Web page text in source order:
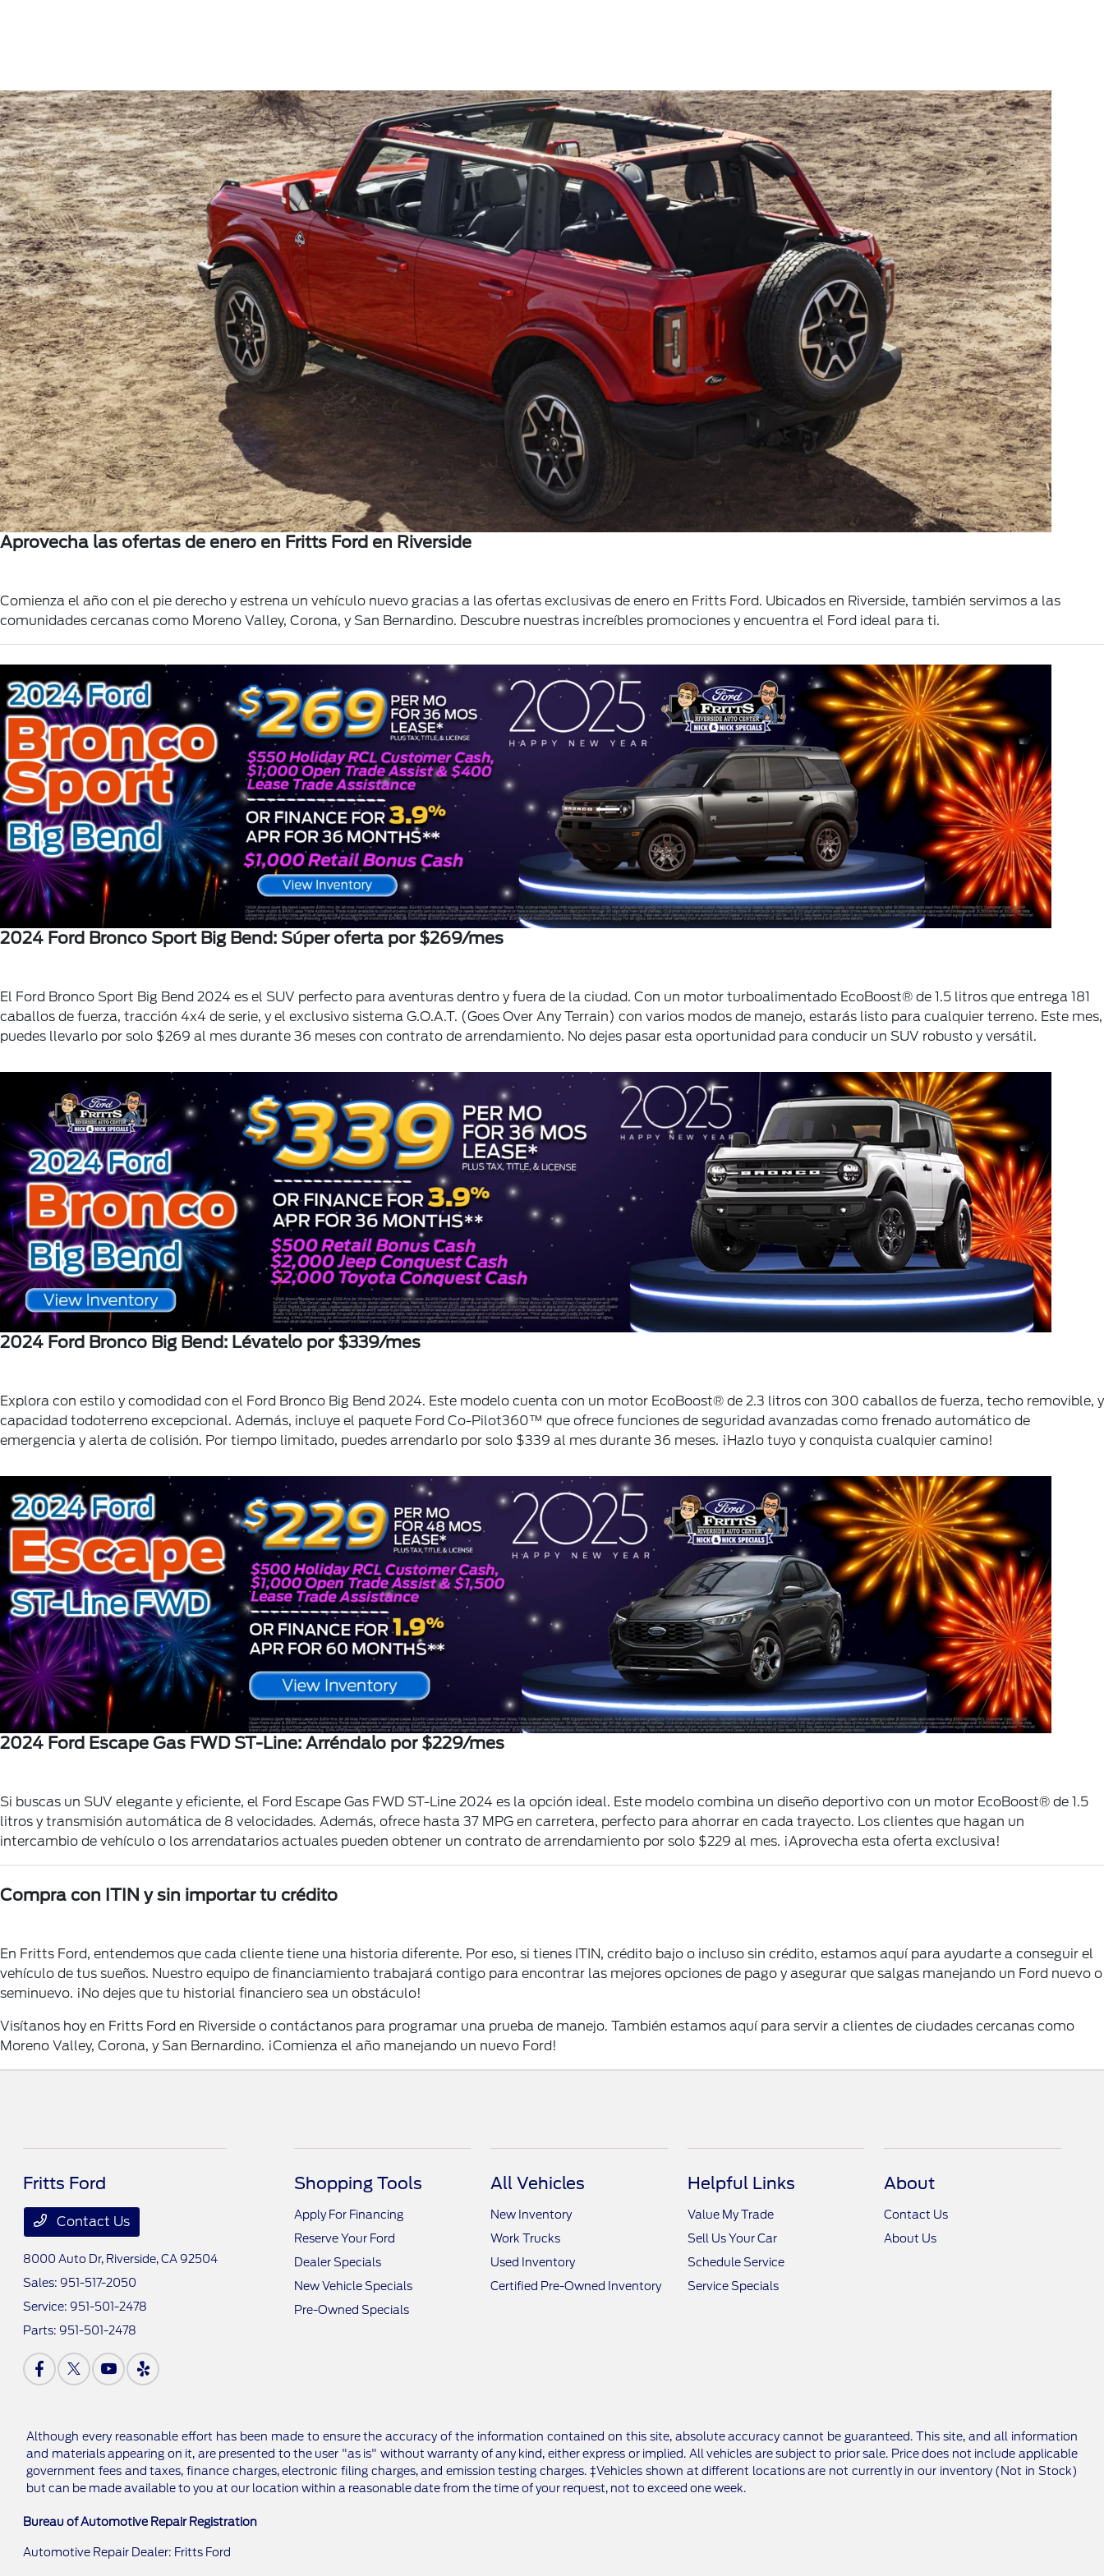
Aprovecha las ofertas de enero en Fritts Ford en Riverside
Comienza el año con el pie derecho y estrena un vehículo nuevo gracias a las ofertas exclusivas de enero en Fritts Ford. Ubicados en Riverside, también servimos a las
comunidades cercanas como Moreno Valley, Corona, y San Bernardino. Descubre nuestras increíbles promociones y encuentra el Ford ideal para ti.
2024 Ford Bronco Sport Big Bend: Súper oferta por $269/mes
El Ford Bronco Sport Big Bend 2024 es el SUV perfecto para aventuras dentro y fuera de la ciudad. Con un motor turboalimentado EcoBoost® de 1.5 litros que entrega 181
caballos de fuerza, tracción 4x4 de serie, y el exclusivo sistema G.O.A.T. (Goes Over Any Terrain) con varios modos de manejo, estarás listo para cualquier terreno. Este mes,
puedes llevarlo por solo $269 al mes durante 36 meses con contrato de arrendamiento. No dejes pasar esta oportunidad para conducir un SUV robusto y versátil.
2024 Ford Bronco Big Bend: Lévatelo por $339/mes
Explora con estilo y comodidad con el Ford Bronco Big Bend 2024. Este modelo cuenta con un motor EcoBoost® de 2.3 litros con 300 caballos de fuerza, techo removible, y
capacidad todoterreno excepcional. Además, incluye el paquete Ford Co-Pilot360™ que ofrece funciones de seguridad avanzadas como frenado automático de
emergencia y alerta de colisión. Por tiempo limitado, puedes arrendarlo por solo $339 al mes durante 36 meses. ¡Hazlo tuyo y conquista cualquier camino!
2024 Ford Escape Gas FWD ST-Line: Arréndalo por $229/mes
Si buscas un SUV elegante y eficiente, el Ford Escape Gas FWD ST-Line 2024 es la opción ideal. Este modelo combina un diseño deportivo con un motor EcoBoost® de 1.5
litros y transmisión automática de 8 velocidades. Además, ofrece hasta 37 MPG en carretera, perfecto para ahorrar en cada trayecto. Los clientes que hagan un
intercambio de vehículo o los arrendatarios actuales pueden obtener un contrato de arrendamiento por solo $229 al mes. ¡Aprovecha esta oferta exclusiva!
Compra con ITIN y sin importar tu crédito
En Fritts Ford, entendemos que cada cliente tiene una historia diferente. Por eso, si tienes ITIN, crédito bajo o incluso sin crédito, estamos aquí para ayudarte a conseguir el
vehículo de tus sueños. Nuestro equipo de financiamiento trabajará contigo para encontrar las mejores opciones de pago y asegurar que salgas manejando un Ford nuevo o
seminuevo. ¡No dejes que tu historial financiero sea un obstáculo!
Visítanos hoy en Fritts Ford en Riverside o contáctanos para programar una prueba de manejo. También estamos aquí para servir a clientes de ciudades cercanas como
Moreno Valley, Corona, y San Bernardino. ¡Comienza el año manejando un nuevo Ford!
Fritts Ford
Contact Us
8000 Auto Dr, Riverside, CA 92504
Sales: 951-517-2050
Service: 951-501-2478
Parts: 951-501-2478
Shopping Tools
Apply For Financing
Reserve Your Ford
Dealer Specials
New Vehicle Specials
Pre-Owned Specials
All Vehicles
New Inventory
Work Trucks
Used Inventory
Certified Pre-Owned Inventory
Helpful Links
Value My Trade
Sell Us Your Car
Schedule Service
Service Specials
About
Contact Us
About Us
Although every reasonable effort has been made to ensure the accuracy of the information contained on this site, absolute accuracy cannot be guaranteed. This site, and all information
and materials appearing on it, are presented to the user "as is" without warranty of any kind, either express or implied. All vehicles are subject to prior sale. Price does not include applicable
government fees and taxes, finance charges, electronic filing charges, and emission testing charges. ‡Vehicles shown at different locations are not currently in our inventory (Not in Stock)
but can be made available to you at our location within a reasonable date from the time of your request, not to exceed one week.
Bureau of Automotive Repair Registration
Automotive Repair Dealer: Fritts Ford